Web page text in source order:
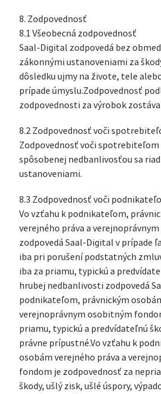
8. Zodpovednosť
8.1 Všeobecná zodpovednosť
Saal-Digital zodpovedá bez
zákonnými ustanoveniami za
dôsledku ujmy na živote, tele
prípade úmyslu.Zodpovednosť
zodpovednosti za výrobok
8.2 Zodpovednosť voči
Zodpovednosť voči spotrebiteľom
spôsobenej nedbanlivosťou sa
ustanoveniami.
8.3 Zodpovednosť voči
Vo vzťahu k podnikateľom,
verejného práva a
zodpovedá Saal-Digital v prípade
iba pri porušení podstatných
iba za priamu, typickú a
hrubej nedbanlivosti zodpovedá
podnikateľom, právnickým
verejnoprávnym osobitným
priamu, typickú a predvídateľnú
právne prípustné.Vo vzťahu k
osobám verejného práva a
fondom je zodpovednosť za
škody, ušlý zisk, ušlé úspory,